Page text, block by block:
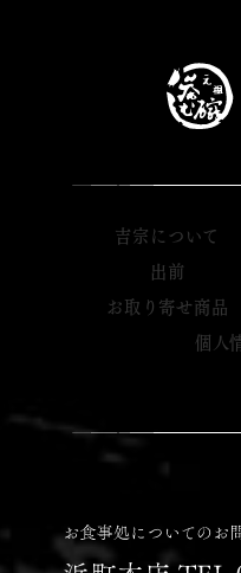
吉宗について
出前
お取り寄せ商品
個人